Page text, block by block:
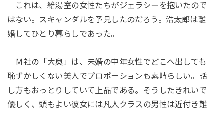
これは、給湯室の女性たちがジェラシーを抱いたので
はない。スキャンダルを予見したのだろう。浩太郎は離
婚してひとり暮らしであった。
Ｍ社の「大奥」は、未婚の中年女性でどこへ出しても
恥ずかしくない美人でプロポーションも素晴らしい。話
し方もおっとりしていて上品である。そうしたきれいで
優しく、頭もよい彼女には凡人クラスの男性は近付き難